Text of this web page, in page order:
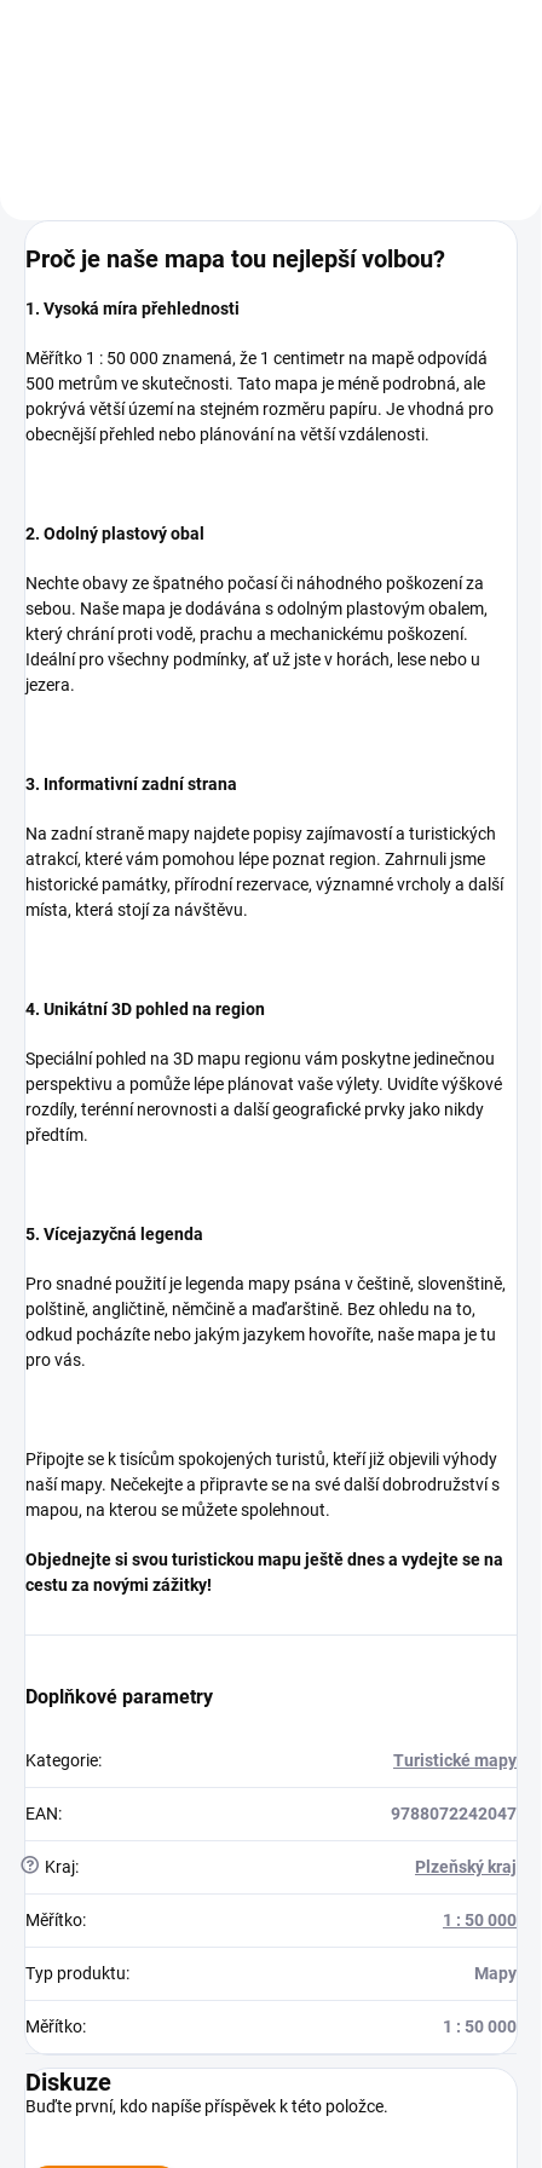
Proč je naše mapa tou nejlepší volbou?
1. Vysoká míra přehlednosti
Měřítko 1 : 50 000 znamená, že 1 centimetr na mapě odpovídá
500 metrům ve skutečnosti. Tato mapa je méně podrobná, ale
pokrývá větší území na stejném rozměru papíru. Je vhodná pro
obecnější přehled nebo plánování na větší vzdálenosti.
2. Odolný plastový obal
Nechte obavy ze špatného počasí či náhodného poškození za
sebou. Naše mapa je dodávána s odolným plastovým obalem,
který chrání proti vodě, prachu a mechanickému poškození.
Ideální pro všechny podmínky, ať už jste v horách, lese nebo u
jezera.
3. Informativní zadní strana
Na zadní straně mapy najdete popisy zajímavostí a turistických
atrakcí, které vám pomohou lépe poznat region. Zahrnuli jsme
historické památky, přírodní rezervace, významné vrcholy a další
místa, která stojí za návštěvu.
4. Unikátní 3D pohled na region
Speciální pohled na 3D mapu regionu vám poskytne jedinečnou
perspektivu a pomůže lépe plánovat vaše výlety. Uvidíte výškové
rozdíly, terénní nerovnosti a další geografické prvky jako nikdy
předtím.
5. Vícejazyčná legenda
Pro snadné použití je legenda mapy psána v češtině, slovenštině,
polštině, angličtině, němčině a maďarštině. Bez ohledu na to,
odkud pocházíte nebo jakým jazykem hovoříte, naše mapa je tu
pro vás.
Připojte se k tisícům spokojených turistů, kteří již objevili výhody
naší mapy. Nečekejte a připravte se na své další dobrodružství s
mapou, na kterou se můžete spolehnout.
Objednejte si svou turistickou mapu ještě dnes a vydejte se na
cestu za novými zážitky!
Doplňkové parametry
Kategorie: Turistické mapy
EAN: 9788072242047
? Kraj: Plzeňský kraj
Měřítko: 1 : 50 000
Typ produktu: Mapy
Měřítko: 1 : 50 000
Diskuze
Buďte první, kdo napíše příspěvek k této položce.